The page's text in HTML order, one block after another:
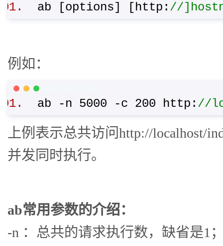
ab [options] [http: //
例如：
PHP Code
ab -n 5000 -c 200 http: //
上例表示总共访问http://localhost/
并发同时执行。
ab常用参数的介绍：
-n ：总共的请求执行数，缺省是1